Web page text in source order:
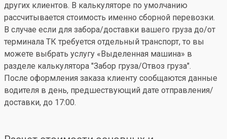
других клиентов. В калькуляторе по умолчанию
рассчитывается стоимость именно сборной перевозки.
В случае если для забора/доставки вашего груза до/от
терминала ТК требуется отдельный транспорт, то вы
можете выбрать услугу «Выделенная машина» в
разделе калькулятора "Забор груза/Отвоз груза".
После оформления заказа клиенту сообщаются данные
водителя в день, предшествующий дате отправления/
доставки, до 17:00.